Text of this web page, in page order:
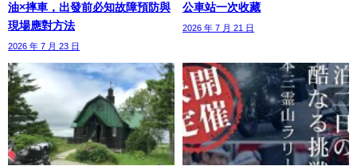
油×摔車，出發前必知故障預防與
現場應對方法
2026 年 7 月 23 日
公車站一次收藏
2026 年 7 月 21 日